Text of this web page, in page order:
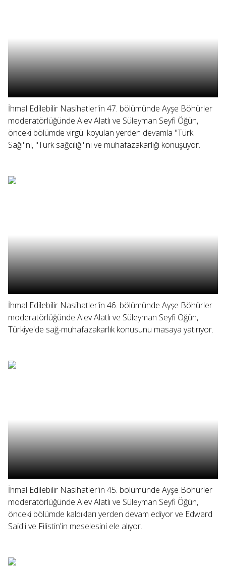
İhmal Edilebilir Nasihatler'in 47. bölümünde Ayşe Böhürler
moderatörlüğünde Alev Alatlı ve Süleyman Seyfi Öğün,
önceki bölümde virgül koyulan yerden devamla "Türk
Sağı"nı, "Türk sağcılığı"nı ve muhafazakarlığı konuşuyor.
İhmal Edilebilir Nasihatler'in 46. bölümünde Ayşe Böhürler
moderatörlüğünde Alev Alatlı ve Süleyman Seyfi Öğün,
Türkiye'de sağ-muhafazakarlık konusunu masaya yatırıyor.
İhmal Edilebilir Nasihatler'in 45. bölümünde Ayşe Böhürler
moderatörlüğünde Alev Alatlı ve Süleyman Seyfi Öğün,
önceki bölümde kaldıkları yerden devam ediyor ve Edward
Said'i ve Filistin'in meselesini ele alıyor.